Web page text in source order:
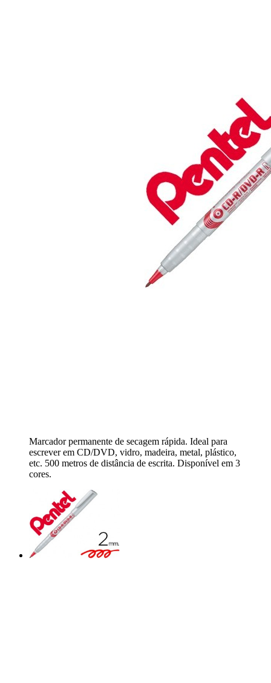
Marcador permanente de secagem rápida. Ideal para
escrever em CD/DVD, vidro, madeira, metal, plástico,
etc. 500 metros de distância de escrita. Disponível em 3
cores.